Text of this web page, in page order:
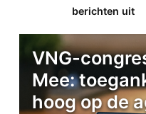
berichten uit
VNG-
Mee:
hoog op de